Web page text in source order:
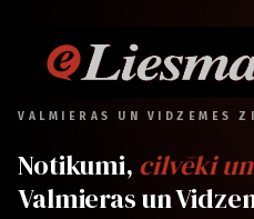
VALMIERAS UN VIDZEMES
Notikumi, cilvēki
Valmieras un